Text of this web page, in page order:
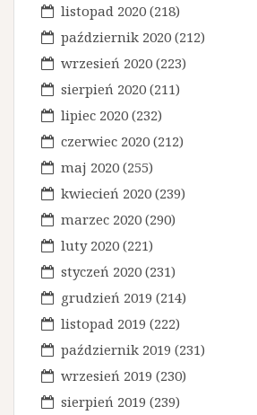
listopad 2020 (218)
październik 2020 (212)
wrzesień 2020 (223)
sierpień 2020 (211)
lipiec 2020 (232)
czerwiec 2020 (212)
maj 2020 (255)
kwiecień 2020 (239)
marzec 2020 (290)
luty 2020 (221)
styczeń 2020 (231)
grudzień 2019 (214)
listopad 2019 (222)
październik 2019 (231)
wrzesień 2019 (230)
sierpień 2019 (239)